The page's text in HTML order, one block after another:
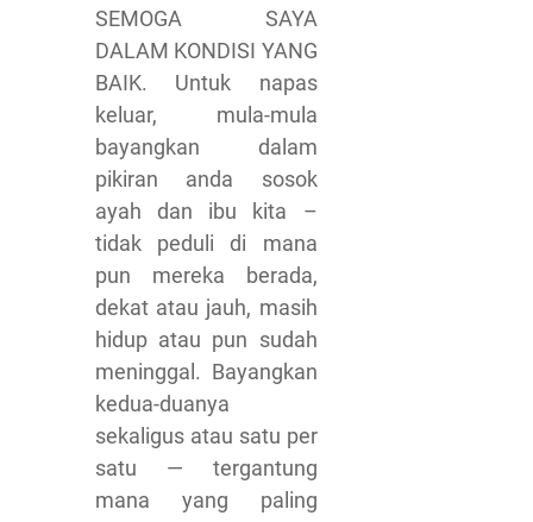
SEMOGA SAYA
DALAM KONDISI YANG
BAIK. Untuk napas
keluar, mula-mula
bayangkan dalam
pikiran anda sosok
ayah dan ibu kita –
tidak peduli di mana
pun mereka berada,
dekat atau jauh, masih
hidup atau pun sudah
meninggal. Bayangkan
kedua-duanya
sekaligus atau satu per
satu — tergantung
mana yang paling